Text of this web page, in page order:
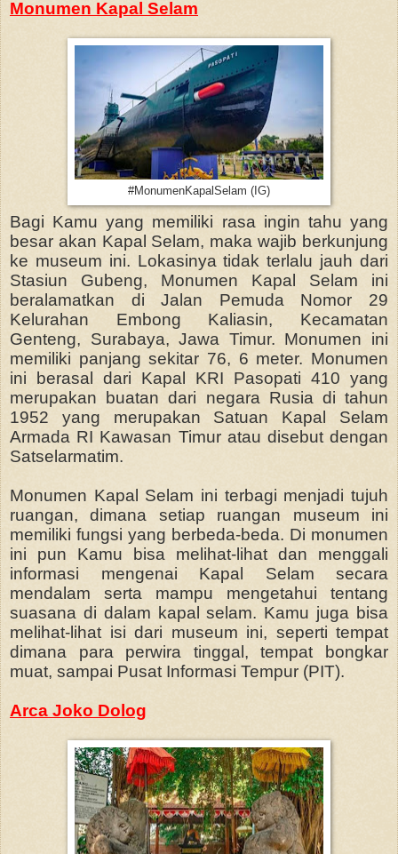
Monumen Kapal Selam
#MonumenKapalSelam (IG)
Bagi Kamu yang memiliki rasa ingin tahu yang
besar akan Kapal Selam, maka wajib berkunjung
ke museum ini. Lokasinya tidak terlalu jauh dari
Stasiun Gubeng, Monumen Kapal Selam ini
beralamatkan di Jalan Pemuda Nomor 29
Kelurahan Embong Kaliasin, Kecamatan
Genteng, Surabaya, Jawa Timur. Monumen ini
memiliki panjang sekitar 76, 6 meter. Monumen
ini berasal dari Kapal KRI Pasopati 410 yang
merupakan buatan dari negara Rusia di tahun
1952 yang merupakan Satuan Kapal Selam
Armada RI Kawasan Timur atau disebut dengan
Satselarmatim.
Monumen Kapal Selam ini terbagi menjadi tujuh
ruangan, dimana setiap ruangan museum ini
memiliki fungsi yang berbeda-beda. Di monumen
ini pun Kamu bisa melihat-lihat dan menggali
informasi mengenai Kapal Selam secara
mendalam serta mampu mengetahui tentang
suasana di dalam kapal selam. Kamu juga bisa
melihat-lihat isi dari museum ini, seperti tempat
dimana para perwira tinggal, tempat bongkar
muat, sampai Pusat Informasi Tempur (PIT).
Arca Joko Dolog